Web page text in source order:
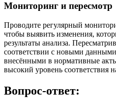
Мониторинг и пересмотр
Проводите регулярный
чтобы выявить изменения,
результаты анализа.
соответствии с новыми
внесёнными в нормативные
высокий уровень соответствия
Вопрос-ответ: